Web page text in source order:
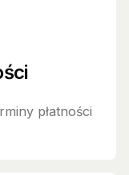
płatności